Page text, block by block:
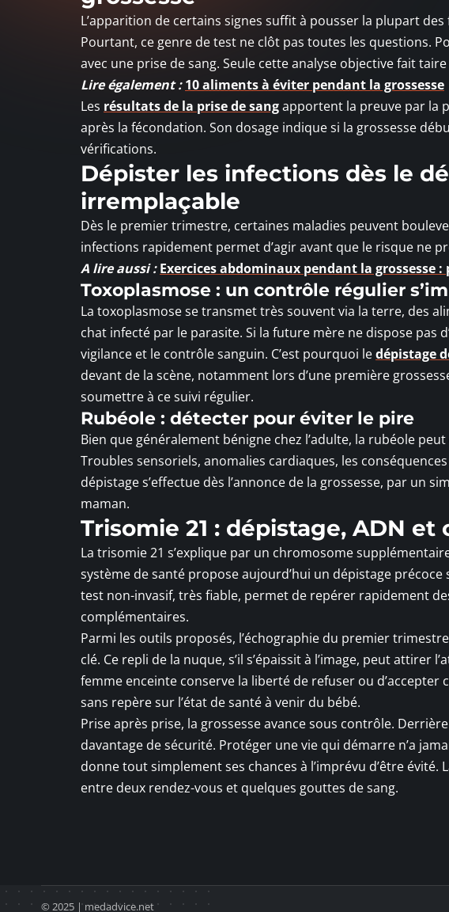
L’apparition de certains signes suffit à pousser la plupart
Pourtant, ce genre de test ne clôt pas toutes les questions.
avec une prise de sang. Seule cette analyse objective fait
Lire également : 10 aliments à éviter pendant la grossesse
Les résultats de la prise de sangapportent la preuve par la
après la fécondation. Son dosage indique si la grossesse
vérifications.
Dépister les infections dès le
irremplaçable
Dès le premier trimestre, certaines maladies peuvent
infections rapidement permet d’agir avant que le risque ne
A lire aussi : Exercices abdominaux pendant la
Toxoplasmose : un contrôle régulier
La toxoplasmose se transmet très souvent via la terre, des
chat infecté par le parasite. Si la future mère ne dispose pas
vigilance et le contrôle sanguin. C’est pourquoi ledépistage
devant de la scène, notamment lors d’une première
soumettre à ce suivi régulier.
Rubéole : détecter pour éviter le pire
Bien que généralement bénigne chez l’adulte, la rubéole
Troubles sensoriels, anomalies cardiaques, les
dépistage s’effectue dès l’annonce de la grossesse, par un
maman.
Trisomie 21 : dépistage, ADN et
La trisomie 21 s’explique par un chromosome
système de santé propose aujourd’hui un dépistage
test non-invasif, très fiable, permet de repérer rapidement
complémentaires.
Parmi les outils proposés, l’échographie du premier
clé. Ce repli de la nuque, s’il s’épaissit à l’image, peut attirer
femme enceinte conserve la liberté de refuser ou d’accepter
sans repère sur l’état de santé à venir du bébé.
Prise après prise, la grossesse avance sous contrôle.
davantage de sécurité. Protéger une vie qui démarre n’a
donne tout simplement ses chances à l’imprévu d’être
entre deux rendez-vous et quelques gouttes de sang.
© 2025 | medadvice.net